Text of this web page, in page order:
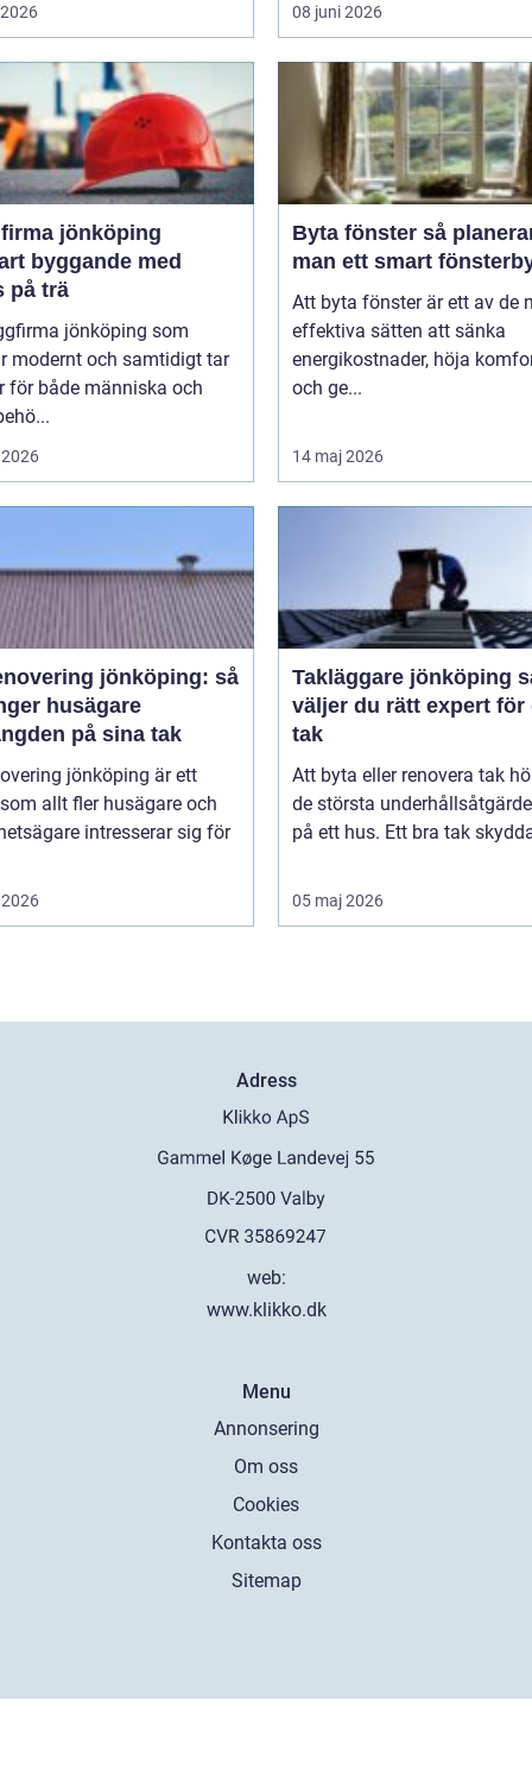
08 juni 2026
jönköping
byggande med
på trä
jönköping som
modernt och samtidigt tar
för både människa och
Byta fönster så planerar
man ett smart
Att byta fönster är ett av de
effektiva sätten att sänka
energikostnader, höja
och ge...
14 maj 2026
jönköping: så
husägare
på sina tak
jönköping är ett
allt fler husägare och
intresserar sig för
Takläggare jönköping så
väljer du rätt expert för
tak
Att byta eller renovera tak
de största
på ett hus. Ett bra tak
05 maj 2026
Adress
web:
www.klikko.dk
Menu
Annonsering
Om oss
Cookies
Kontakta oss
Sitemap